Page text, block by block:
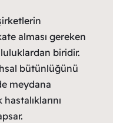
alması gereken
biridir.
bütünlüğünü
meydana